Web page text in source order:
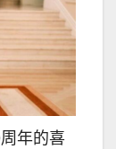
年的喜